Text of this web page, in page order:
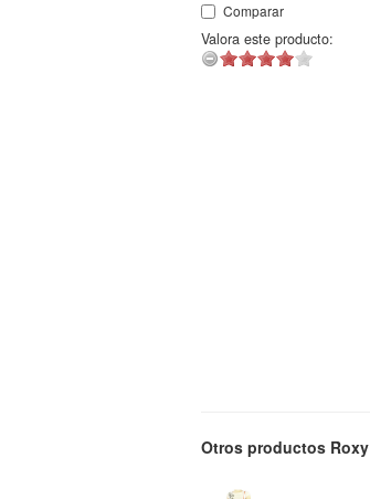
Comparar
Valora este producto:
Otros productos Roxy